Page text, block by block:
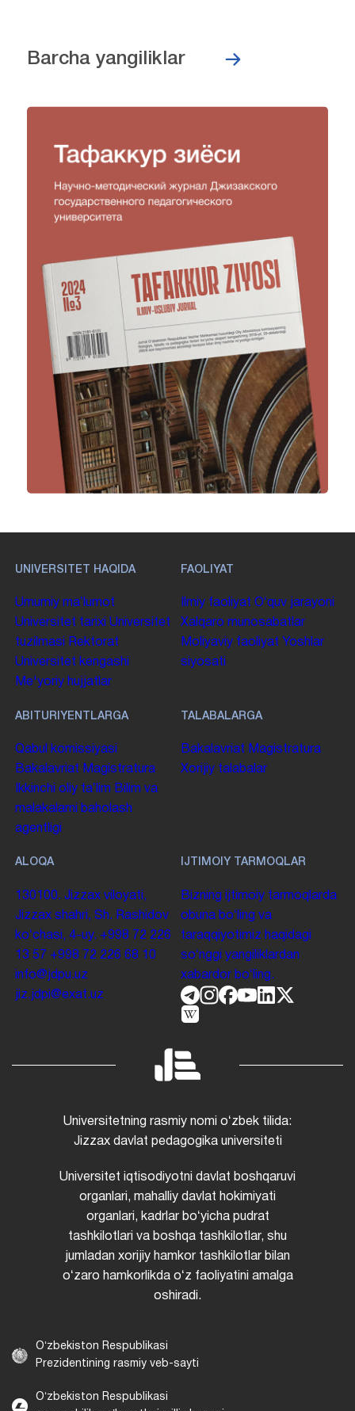
Barcha yangiliklar
UNIVERSITET HAQIDA
Umumiy maʼlumot
Universitet tarixi Universitet
tuzilmasi
Rektorat
Universitet kengashi
Me'yoriy hujjatlar
FAOLIYAT
Ilmiy faoliyat Oʻquv jarayoni
Xalqaro munosabatlar
Moliyaviy faoliyat Yoshlar
siyosati
ABITURIYENTLARGA
Qabul komissiyasi
Bakalavriat Magistratura
Ikkinchi oliy taʼlim Bilim va
malakalarni baholash
agentligi
TALABALARGA
Bakalavriat Magistratura
Xorijiy talabalar
ALOQA
130100. Jizzax viloyati,
Jizzax shahri, Sh. Rashidov
koʻchasi, 4-uy. +998 72 226
13 57 +998 72 226 68 10
info@jdpu.uz
jiz.jdpi@exat.uz
IJTIMOIY TARMOQLAR
Bizning ijtimoiy tarmoqlarda
obuna boʻling va
taraqqiyotimiz haqidagi
soʻnggi yangiliklardan
xabardor boʻling.
Universitetning rasmiy nomi oʻzbek tilida:
Jizzax davlat pedagogika universiteti
Universitet iqtisodiyotni davlat boshqaruvi
organlari, mahalliy davlat hokimiyati
organlari, kadrlar boʻyicha pudrat
tashkilotlari va boshqa tashkilotlar, shu
jumladan xorijiy hamkor tashkilotlar bilan
oʻzaro hamkorlikda oʻz faoliyatini amalga
oshiradi.
Oʻzbekiston Respublikasi
Prezidentining rasmiy veb-sayti
Oʻzbekiston Respublikasi